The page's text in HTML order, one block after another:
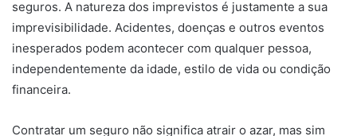
seguros. A natureza dos imprevistos é justamente a sua
imprevisibilidade. Acidentes, doenças e outros eventos
inesperados podem acontecer com qualquer pessoa,
independentemente da idade, estilo de vida ou condição
financeira.
Contratar um seguro não significa atrair o azar, mas sim